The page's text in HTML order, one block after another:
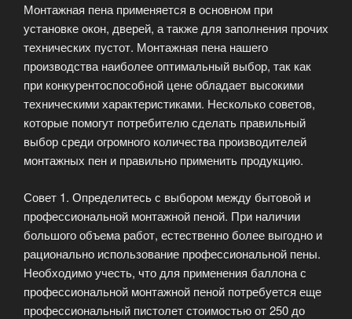
Монтажная пена применяется в основном при
установке окон, дверей, а также для заполнения прочих
технических пустот. Монтажная пена нашего
производства наиболее оптимальный выбор, так как
при конкурентоспособной цене обладает высокими
техническими характеристиками. Несколько советов,
которые помогут потребителю сделать правильный
выбор среди огромного количества производителей
монтажных пен и правильно применить продукцию.
Совет 1. Определитесь с выбором между бытовой и
профессиональной монтажной пеной. При наличии
большого объема работ, естественно более выгодно и
рационально использование профессиональной пены.
Необходимо учесть, что для применения баллона с
профессиональной монтажной пеной потребуется еще
профессиональный пистолет стоимостью от 250 до